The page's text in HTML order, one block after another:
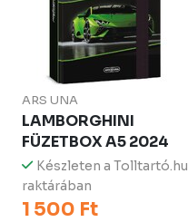
ARS UNA
LAMBORGHINI
FÜZETBOX A5 2024
Készleten a Tolltartó.hu
raktárában
1 500 Ft